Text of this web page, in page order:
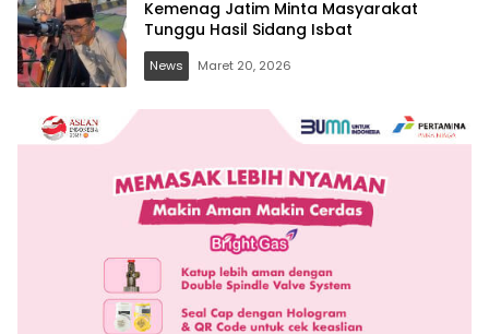
Kemenag Jatim Minta Masyarakat
Tunggu Hasil Sidang Isbat
News Maret 20, 2026